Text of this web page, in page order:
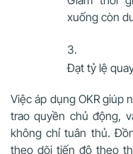
xuống còn
Đạt tỷ lệ
Việc áp dụng OKR giúp
trao quyền chủ động,
không chỉ tuân thủ.
theo dõi tiến độ theo